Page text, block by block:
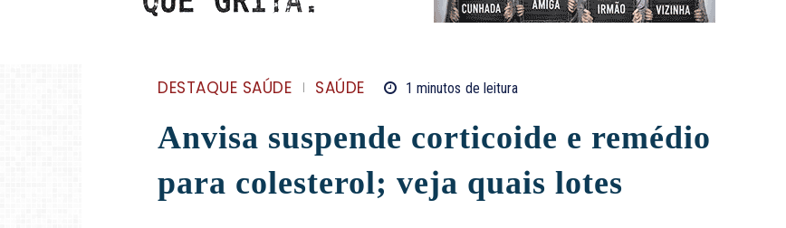
DESTAQUE SAÚDE SAÚDE 1 minutos de leitura
Anvisa suspende corticoide e remédio
para colesterol; veja quais lotes